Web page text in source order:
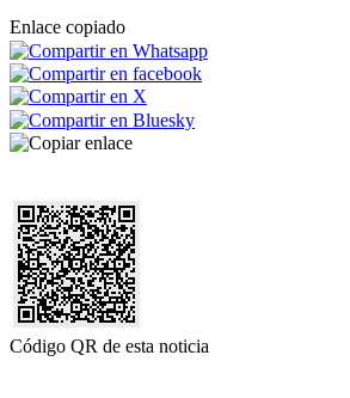
Enlace copiado
Código QR de esta noticia